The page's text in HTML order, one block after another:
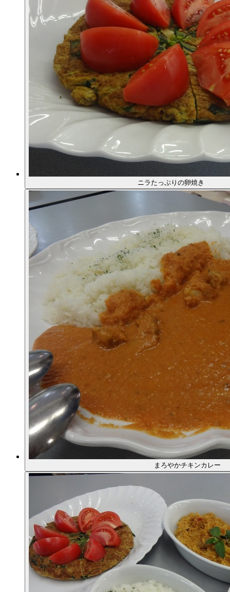
ニラたっぷりの卵焼き
まろやかチキンカレー